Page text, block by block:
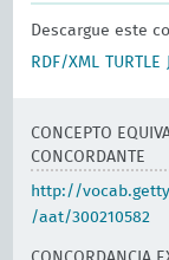
Descargue este
RDF/XML
TURTLE
CONCEPTO
CONCORDANTE
http://
/aat/300210582